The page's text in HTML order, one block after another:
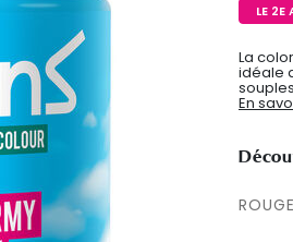
LE
La
idéale
En
ROUGE